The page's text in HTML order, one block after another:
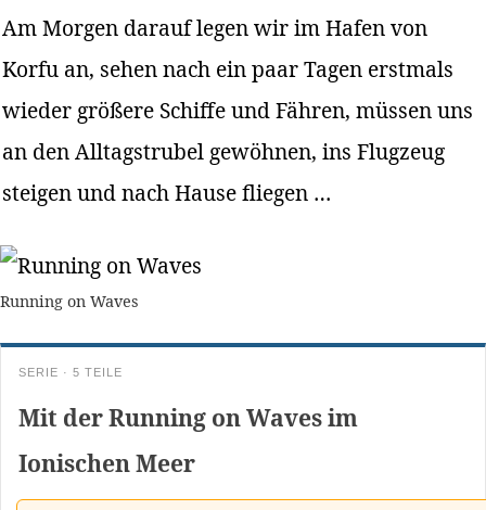
Am Morgen darauf legen wir im Hafen von
Korfu an, sehen nach ein paar Tagen erstmals
wieder größere Schiffe und Fähren, müssen uns
an den Alltagstrubel gewöhnen, ins Flugzeug
steigen und nach Hause fliegen …
Running on Waves
SERIE · 5 TEILE
Mit der Running on Waves im
Ionischen Meer